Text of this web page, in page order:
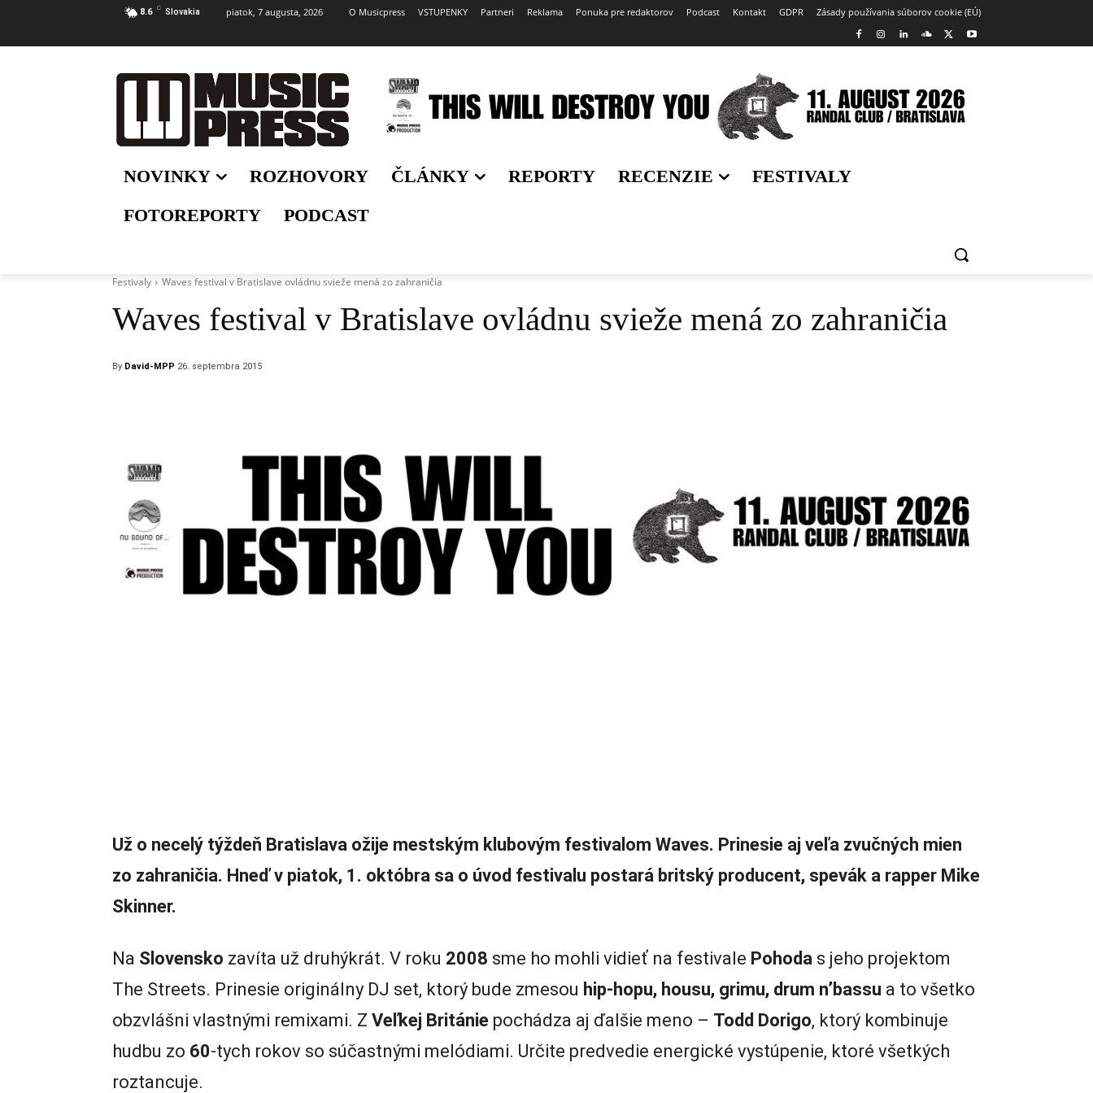
8.6 C Slovakia piatok, 7 augusta, 2026 O Musicpress VSTUPENKY Partneri Reklama Ponuka pre redaktorov Podcast Kontakt GDPR Zásady používania súborov cookie (EÚ)
NOVINKY ROZHOVORY ČLÁNKY REPORTY RECENZIE
FESTIVALY
FOTOREPORTY
PODCAST
Festivaly Waves festival v Bratislave ovládnu svieže mená zo zahraničia
Waves festival v Bratislave ovládnu svieže mená zo zahraničia
By David-MPP 26. septembra 2015
Už o necelý týždeň Bratislava ožije mestským klubovým festivalom Waves. Prinesie aj veľa zvučných mien
zo zahraničia. Hneď v piatok, 1. októbra sa o úvod festivalu postará britský producent, spevák a rapper Mike
Skinner.
Na Slovensko zavíta už druhýkrát. V roku 2008 sme ho mohli vidieť na festivale Pohoda s jeho projektom
The Streets. Prinesie originálny DJ set, ktorý bude zmesou hip-hopu, housu, grimu, drum n’bassu a to všetko
obzvlášni vlastnými remixami. Z Veľkej Británie pochádza aj ďalšie meno – Todd Dorigo, ktorý kombinuje
hudbu zo 60-tych rokov so súčastnými melódiami. Určite predvedie energické vystúpenie, ktoré všetkých
roztancuje.